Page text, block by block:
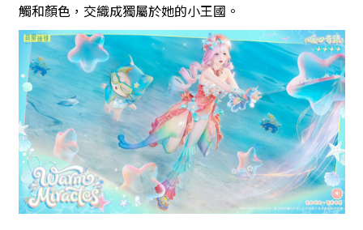
觸和顏色，交織成獨屬於她的小王國。